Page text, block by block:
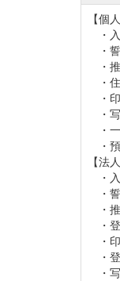
【個
・入
・誓
・推
・
・印
・写
・一
・預
【法
・入
・誓
・推
・登
・印
・登
・写